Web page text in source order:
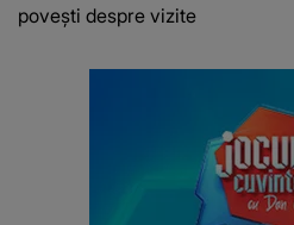
povești despre vizite